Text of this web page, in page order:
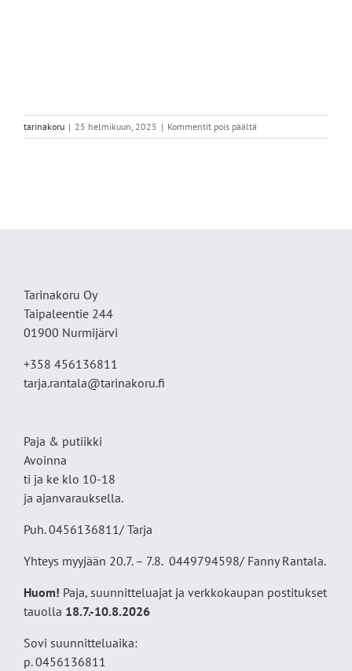
tarinakoru | 25 helmikuun, 2025 | Kommentit pois päältä
IMG_8513
Tarinakoru Oy
Taipaleentie 244
01900 Nurmijärvi
+358 456136811
tarja.rantala@tarinakoru.fi
Paja & putiikki
Avoinna
ti ja ke klo 10-18
ja ajanvarauksella.
Puh. 0456136811/ Tarja
Yhteys myyjään 20.7. – 7.8. 0449794598/ Fanny Rantala.
Huom! Paja, suunnitteluajat ja verkkokaupan postitukset
tauolla 18.7.-10.8.2026
Sovi suunnitteluaika:
p. 0456136811